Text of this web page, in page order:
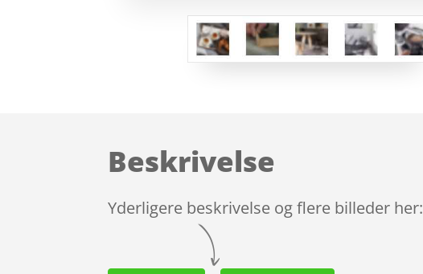
Beskrivelse
Yderligere beskrivelse og flere billeder her: